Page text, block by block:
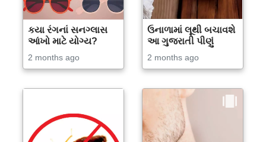
કયા રંગનાં સનગ્લાસ
આંખો માટે યોગ્ય?
2 months ago
ઉનાળામાં લૂથી બચાવશે
આ ગુજરાતી પીણું
2 months ago